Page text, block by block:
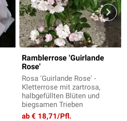
Ramblerrose 'Guirlande
Rose'
Rosa 'Guirlande Rose' -
Kletterrose mit zartrosa,
halbgefüllten Blüten und
biegsamen Trieben
ab € 18,71/Pfl.